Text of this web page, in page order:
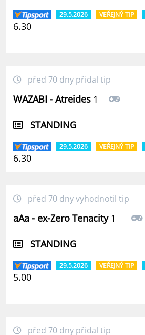
29.5.2026 VEŘEJNÝ TIP
6.30
před 70 dny přidal tip
WAZABI - Atreides 1
STANDING
29.5.2026 VEŘEJNÝ TIP
6.30
před 70 dny vyhodnotil tip
aAa - ex-Zero Tenacity 1
STANDING
29.5.2026 VEŘEJNÝ TIP
5.00
před 70 dny přidal tip